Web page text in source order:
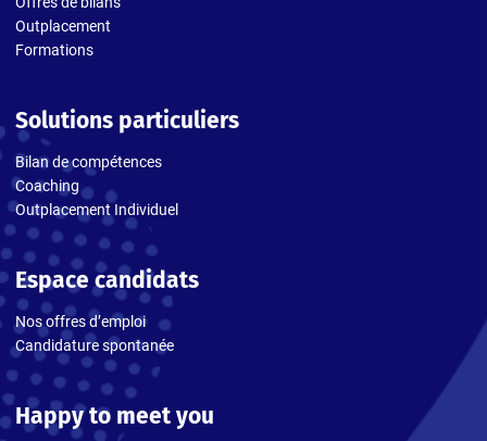
Outplacement
Formations
Solutions particuliers
Bilan de compétences
Coaching
Outplacement Individuel
Espace candidats
Nos offres d’emploi
Candidature spontanée
Happy to meet you